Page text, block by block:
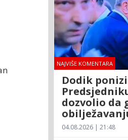
NAJVIŠE KOMENTARA
Dodik
dozvolio da
04.08.2026 | 21:48